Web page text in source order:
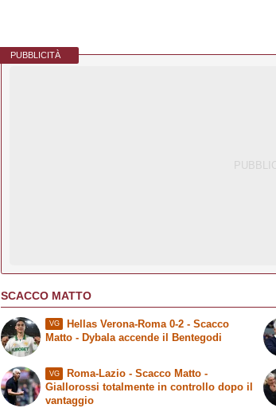
PUBBLICITÀ
SCACCO MATTO
VG Hellas Verona-Roma 0-2 - Scacco
Matto - Dybala accende il Bentegodi
VG Roma-Lazio - Scacco Matto-
Giallorossi totalmente in controllo dopo il
vantaggio